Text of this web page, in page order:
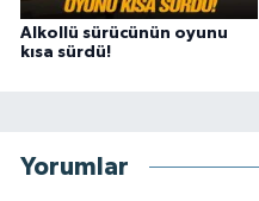
Alkollü sürücünün oyunu
kısa sürdü!
Yorumlar